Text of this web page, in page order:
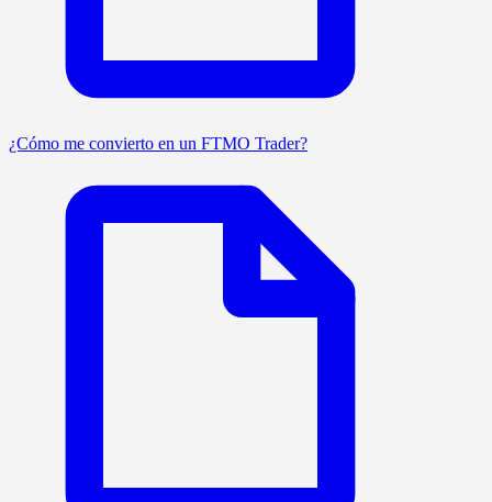
¿Cómo me convierto en un FTMO Trader?